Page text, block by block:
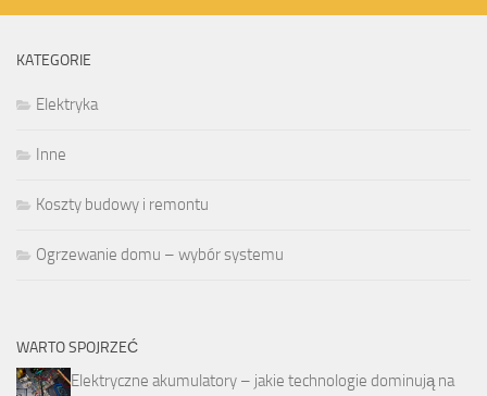
KATEGORIE
Elektryka
Inne
Koszty budowy i remontu
Ogrzewanie domu – wybór systemu
WARTO SPOJRZEĆ
Elektryczne akumulatory – jakie technologie dominują na